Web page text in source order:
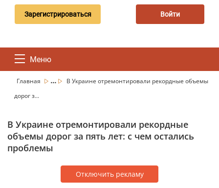
Зарегистрироваться Войти
Меню
Главная ...
В Украине отремонтировали рекордные объемы
дорог з...
В Украине отремонтировали рекордные
объемы дорог за пять лет: с чем остались
проблемы
Отключить рекламу